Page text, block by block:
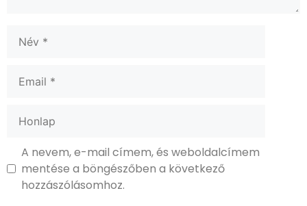
A nevem, e-mail címem, és weboldalcímem
mentése a böngészőben a következő
hozzászólásomhoz.